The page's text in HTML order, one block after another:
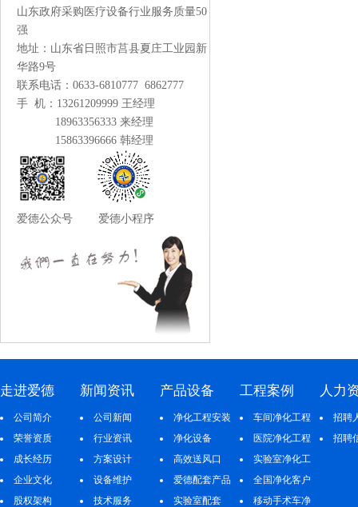
山东政府采购医疗设备行业服务质量50
强
地址：山东省日照市莒县夏庄工业园新
华路9号
联系电话：0633-6810777 6862777
手 机：13261209999 王经理
18963356333 来经理
15863396666 韩经理
爱德公众号 爱德小程序
走进爱德
公司简介
荣誉资质
成长经历
企业文化
股权架构
新闻资讯
公司新闻
行业资讯
方案设计
设备维护
技术服务
产品设备
净化工程安装
净化设备
高效送风口
爱德配套产品
实验室配套
工程案例
车间净化工程
医院净化工程
实验室净化工
程
全国净化客户
案例移动手术车净
人力
招聘
招聘